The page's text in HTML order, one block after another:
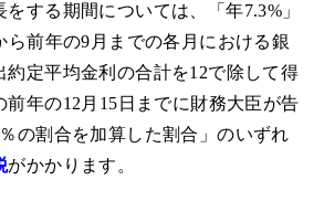
する期間については、「年7.3%」
ら前年の9月までの各月における銀
約定平均金利の合計を12で除して得
前年の12月15日までに財務大臣が告
の割合を加算した割合」のいずれ
がかかります。